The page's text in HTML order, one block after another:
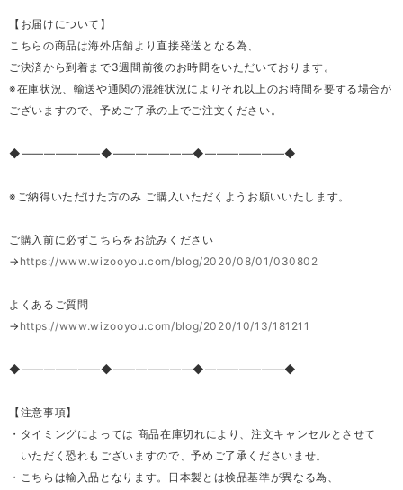
【お届けについて】
こちらの商品は海外店舗より直接発送となる為、
ご決済から到着まで3週間前後のお時間をいただいております。
※在庫状況、輸送や通関の混雑状況によりそれ以上のお時間を要する場合が
ございますので、予めご了承の上でご注文ください。
◆―――――――◆―――――――◆―――――――◆
※ご納得いただけた方のみ ご購入いただくようお願いいたします。
ご購入前に必ずこちらをお読みください
→ https://www.wizooyou.com/blog/2020/08/01/030802
よくあるご質問
→ https://www.wizooyou.com/blog/2020/10/13/181211
◆―――――――◆―――――――◆―――――――◆
【注意事項】
・タイミングによっては 商品在庫切れにより、注文キャンセルとさせて
いただく恐れもございますので、予めご了承くださいませ。
・こちらは輸入品となります。日本製とは検品基準が異なる為、